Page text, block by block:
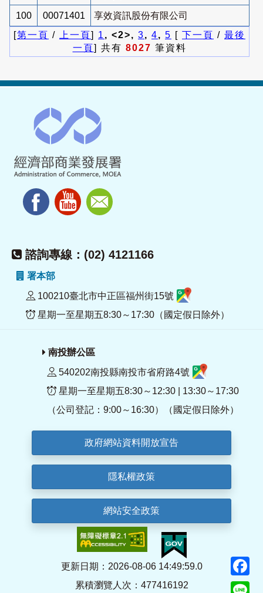
100 00071401
享效資訊股份有限公司
[第一頁 / 上一頁] 1 , <2>, 3, 4, 5 [ 下一頁 / 最後
一頁] 共有 8027 筆資料
諮詢專線：(02) 4121166
署本部
100210臺北市中正區福州街15號
星期一至星期五8:30～17:30（國定假日除外）
南投辦公區
540202南投縣南投市省府路4號
星期一至星期五8:30～12:30 | 13:30～17:30
（公司登記：9:00～16:30）（國定假日除外）
政府網站資料開放宣告
隱私權政策
網站安全政策
更新日期：2026-08-06 14:49:59.0
累積瀏覽人次：477416192